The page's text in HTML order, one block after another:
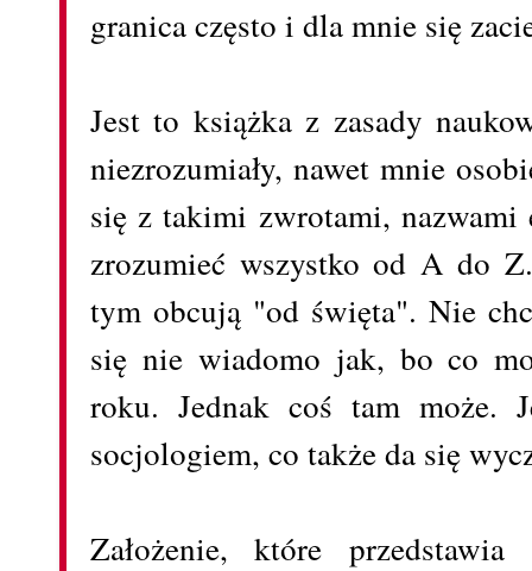
granica często i dla mnie się
Jest to książka z zasady
niezrozumiały, nawet mnie
się z takimi zwrotami,
zrozumieć wszystko od A do
tym obcują "od święta". Nie
się nie wiadomo jak, bo co
roku. Jednak coś tam może.
socjologiem, co także da się
Założenie, które